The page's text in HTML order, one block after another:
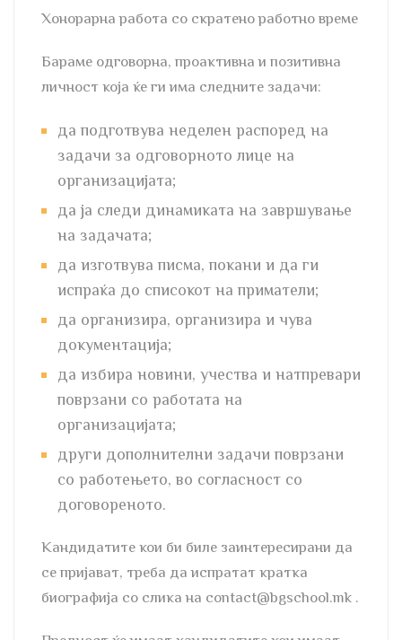
Хонорарна работа со скратено работно време
Бараме одговорна, проактивна и позитивна
личност која ќе ги има следните задачи:
да подготвува неделен распоред на
задачи за одговорното лице на
организацијата;
да ја следи динамиката на завршување
на задачата;
да изготвува писма, покани и да ги
испраќа до списокот на приматели;
да организира, организира и чува
документација;
да избира новини, учества и натпревари
поврзани со работата на
организацијата;
други дополнителни задачи поврзани
со работењето, во согласност со
договореното.
Кандидатите кои би биле заинтересирани да
се пријават, треба да испратат кратка
биографија со слика на contact@bgschool.mk .